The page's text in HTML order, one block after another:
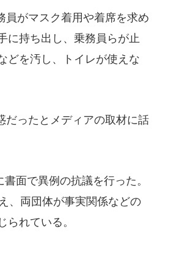
がマスク着用や着席を求め
に持ち出し、乗務員らが止
どを汚し、トイレが使えな
ったとメディアの取材に話
面で異例の抗議を行った。
、両団体が事実関係などの
れている。